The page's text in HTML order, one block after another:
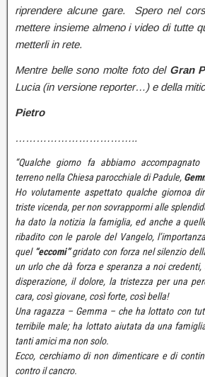
riprendere alcune gare. Spero nel
mettere insieme almeno i video di tutte
metterli in rete.
Mentre belle sono molte foto del Gran
Lucia (in versione reporter…) e della
Pietro
……………………………..
“Qualche giorno fa abbiamo
terreno nella Chiesa parocchiale di Padule,
Ho volutamente aspettato qualche giornoa
triste vicenda, per non sovrappormi alle
ha dato la notizia la famiglia, ed anche a
ribadito con le parole del Vangelo,
quel “eccomi”gridato con forza nel silenzio
un urlo che dà forza e speranza a noi
disperazione, il dolore, la tristezza per una
cara, così giovane, così forte, così bella!
Una ragazza – Gemma – che ha lottato con
terribile male; ha lottato aiutata da una
tanti amici ma non solo.
Ecco, cerchiamo di non dimenticare e di
contro il cancro.